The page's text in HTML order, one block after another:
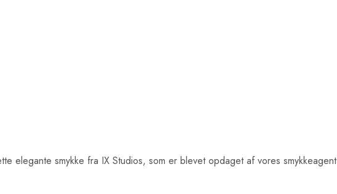
elegante smykke fra IX Studios, som er blevet opdaget af vores